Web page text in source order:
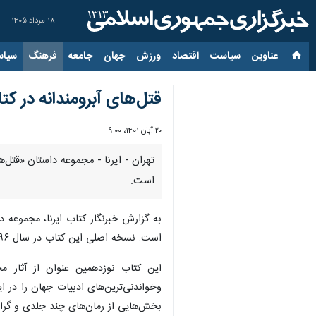
۱۸ مرداد ۱۴۰۵
عناوین‌ سیاست اقتصاد ورزش جهان جامعه فرهنگ
قتل‌های آبرومندانه در
۲۰ آبان ۱۴۰۱، ۹:۰۰